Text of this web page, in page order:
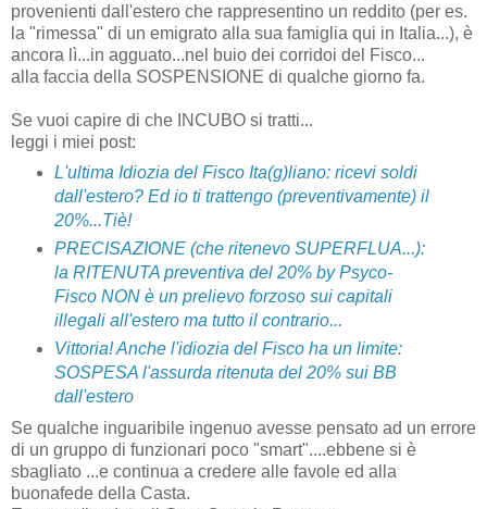
provenienti dall'estero che rappresentino un reddito (per es.
la "rimessa" di un emigrato alla sua famiglia qui in Italia...), è
ancora lì...in agguato...nel buio dei corridoi del Fisco...
alla faccia della SOSPENSIONE di qualche giorno fa.
Se vuoi capire di che INCUBO si tratti...
leggi i miei post:
L'ultima Idiozia del Fisco Ita(g)liano: ricevi soldi
dall'estero? Ed io ti trattengo (preventivamente) il
20%...Tiè!
PRECISAZIONE (che ritenevo SUPERFLUA...):
la RITENUTA preventiva del 20% by Psyco-
Fisco NON è un prelievo forzoso sui capitali
illegali all'estero ma tutto il contrario...
Vittoria! Anche l'idiozia del Fisco ha un limite:
SOSPESA l'assurda ritenuta del 20% sui BB
dall'estero
Se qualche inguaribile ingenuo avesse pensato ad un errore
di un gruppo di funzionari poco "smart"....ebbene si è
sbagliato ...e continua a credere alle favole ed alla
buonafede della Casta.